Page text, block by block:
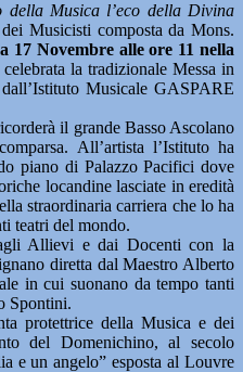
della Musica l’eco della Divina
Musicisti composta da Mons.
17 Novembre alle ore 11 nella
celebrata la tradizionale Messa in
Musicale GASPARE
il grande Basso Ascolano
All’artista l’Istituto ha
piano di Palazzo Pacifici dove
locandine lasciate in eredità
straordinaria carriera che lo ha
teatri del mondo.
Allievi e dai Docenti con la
diretta dal Maestro Alberto
in cui suonano da tempo tanti
Spontini.
protettrice della Musica e dei
del Domenichino, al secolo
e un angelo” esposta al Louvre